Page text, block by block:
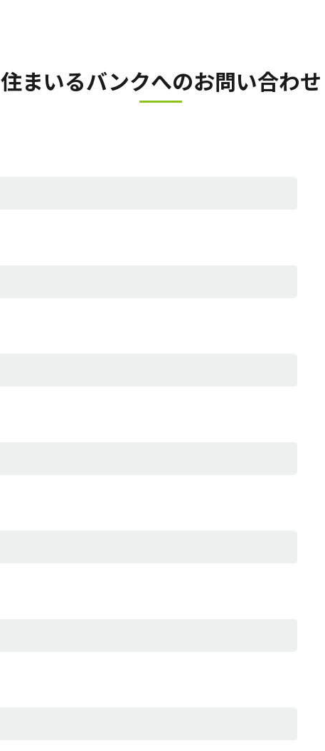
住まいるバンクへのお問い合わせ